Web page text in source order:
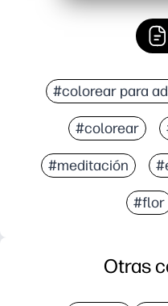
#colorear para
#colorear
#meditación
#flor
Otras